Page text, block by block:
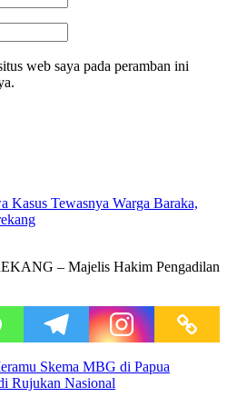
web saya pada peramban ini
Kasus Tewasnya Warga Baraka,
– Majelis Hakim Pengadilan
Skema MBG di Papua
Rujukan Nasional